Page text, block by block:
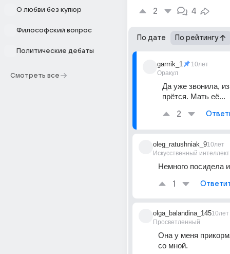
О любви без купюр
Философский вопрос
Политические дебаты
Смотреть все
2 4
По дате По рейтингу
garrrik_1
Оракул
10лет
Да уже звонила,
прётся. Мать её...
2
oleg_ratushniak_9
Искусственный интеллект
10лет
Немного посидела
1
olga_balandina_145
Просветленный
10лет
Она у меня
со мной.